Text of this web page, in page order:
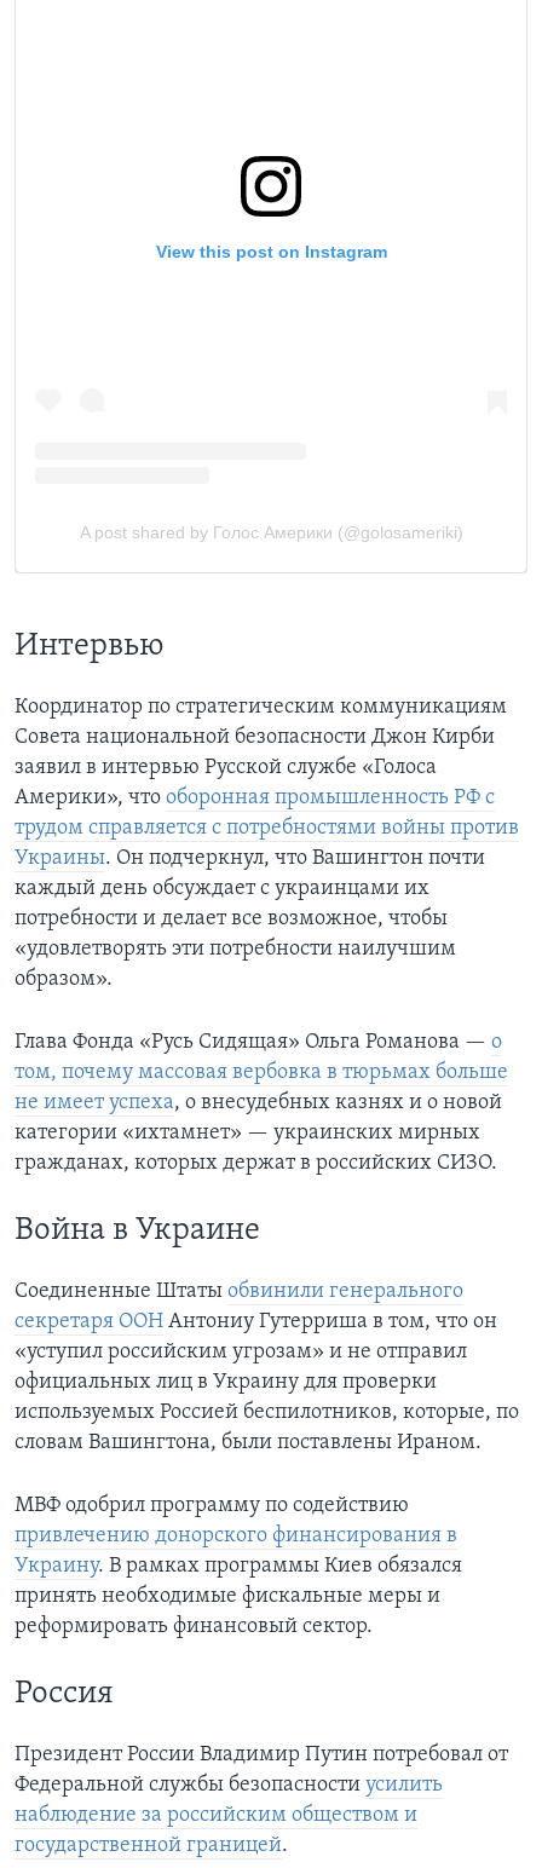
Интервью
Координатор по стратегическим коммуникациям
Совета национальной безопасности Джон Кирби
заявил в интервью Русской службе «Голоса
Америки», что оборонная промышленность РФ с
трудом справляется с потребностями войны против
Украины. Он подчеркнул, что Вашингтон почти
каждый день обсуждает с украинцами их
потребности и делает все возможное, чтобы
«удовлетворять эти потребности наилучшим
образом».
Глава Фонда «Русь Сидящая» Ольга Романова — о
том, почему массовая вербовка в тюрьмах больше
не имеет успеха, о внесудебных казнях и о новой
категории «ихтамнет» — украинских мирных
гражданах, которых держат в российских СИЗО.
Война в Украине
Соединенные Штаты обвинили генерального
секретаря ООН Антониу Гутерриша в том, что он
«уступил российским угрозам» и не отправил
официальных лиц в Украину для проверки
используемых Россией беспилотников, которые, по
словам Вашингтона, были поставлены Ираном.
МВФ одобрил программу по содействию
привлечению донорского финансирования в
Украину. В рамках программы Киев обязался
принять необходимые фискальные меры и
реформировать финансовый сектор.
Россия
Президент России Владимир Путин потребовал от
Федеральной службы безопасности усилить
наблюдение за российским обществом и
государственной границей.